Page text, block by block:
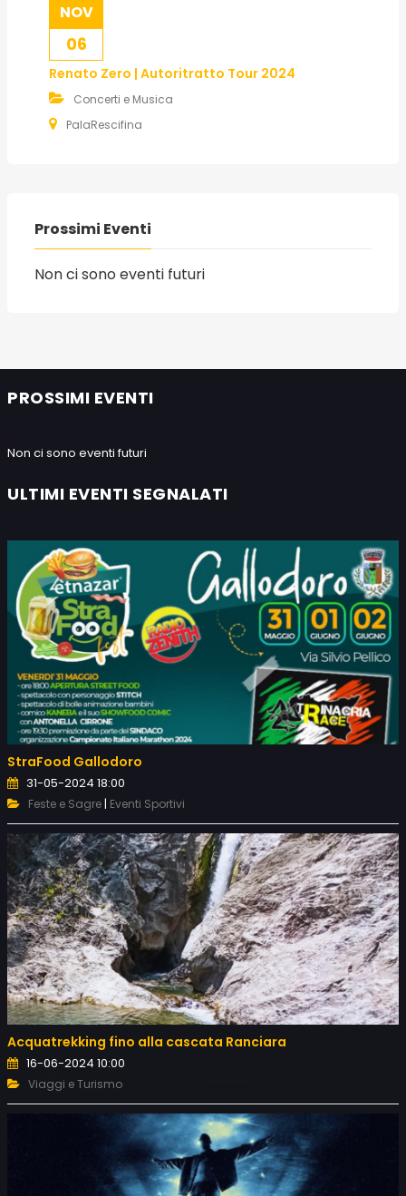
NOV
06
Renato Zero | Autoritratto Tour 2024
Concerti e Musica
PalaRescifina
Prossimi Eventi
Non ci sono eventi futuri
PROSSIMI EVENTI
Non ci sono eventi futuri
ULTIMI EVENTI SEGNALATI
StraFood Gallodoro
31-05-2024 18:00
Feste e Sagre| Eventi Sportivi
Acquatrekking fino alla cascata Ranciara
16-06-2024 10:00
Viaggi e Turismo